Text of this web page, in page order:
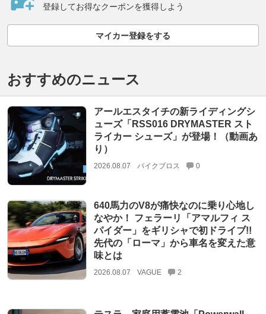
登録してお得なクーポンを獲得しよう
マイカー登録をする
おすすめのニュース
アールエスタイチの新ライディングシ
ューズ「RSS016 DRYMASTER スト
ライカー シューズ」が登場！（動画あ
り）
2026.08.07 バイクブロス 0
640馬力のV8が痛快なのに乗り心地し
なやか！ フェラーリ「アマルフィ ス
パイダー」をギリシャで初ドライブ!!
先代の「ローマ」から車名を変えた意
味とは
2026.08.07 VAGUE 2